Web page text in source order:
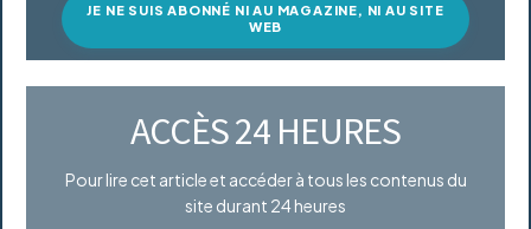
JE NE SUIS ABONNÉ NI AU MAGAZINE, NI AU SITE
WEB
ACCÈS 24 HEURES
Pour lire cet article et accéder à tous les contenus du
site durant 24 heures